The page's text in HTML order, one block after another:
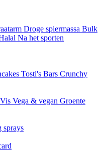
Droge spiermassa Bulk
Na het sporten
Tosti's Bars Crunchy
Vis Vega & vegan Groente
sprays